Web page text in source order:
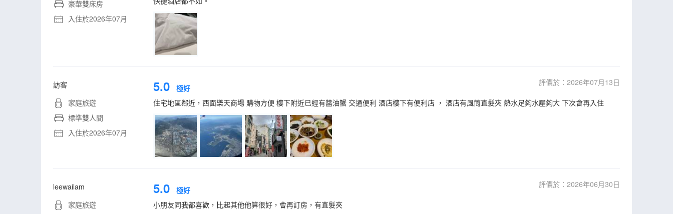
豪華雙床房
入住於2026年07月
訪客
家庭旅遊
標準雙人間
入住於2026年07月
5.0 極好
評價於：2026年07月13日
住宅地區鄰近，西面樂天商場 購物方便 樓下附近已經有醬油蟹 交通便利 酒店樓下有便利店 ， 酒店有風筒直髮夾 熱水足夠水壓夠大 下次會再入住
leewailam
家庭旅遊
5.0 極好
評價於：2026年06月30日
小朋友同我都喜歡，比起其他他算很好，會再訂房，有直髮夾